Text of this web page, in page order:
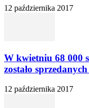
12 października 2017
W kwietniu 68 000
zostało
12 października 2017